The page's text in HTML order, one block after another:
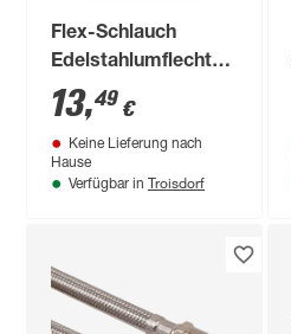
Flex-Schlauch
Edelstahlumflechtung
50 cm 3/8"
13,49 €
Keine Lieferung nach
Hause
Verfügbar in Troisdorf